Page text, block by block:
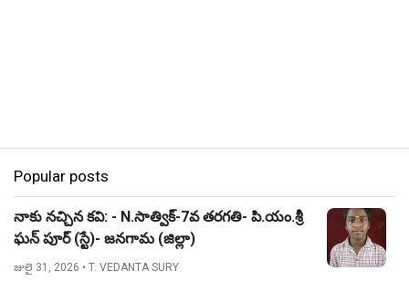
Popular posts
నాకు నచ్చిన కవి: - N.సాత్విక్-7వ తరగతి- పి.యం.శ్రీ
ఘన్ పూర్ (స్టే)- జనగామ (జిల్లా)
జులై 31, 2026 • T. VEDANTA SURY